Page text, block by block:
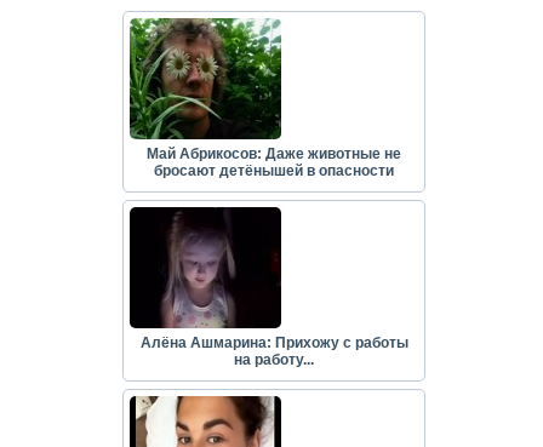
Май Абрикосов: Даже животные не
бросают детёнышей в опасности
Алёна Ашмарина: Прихожу с работы
на работу...